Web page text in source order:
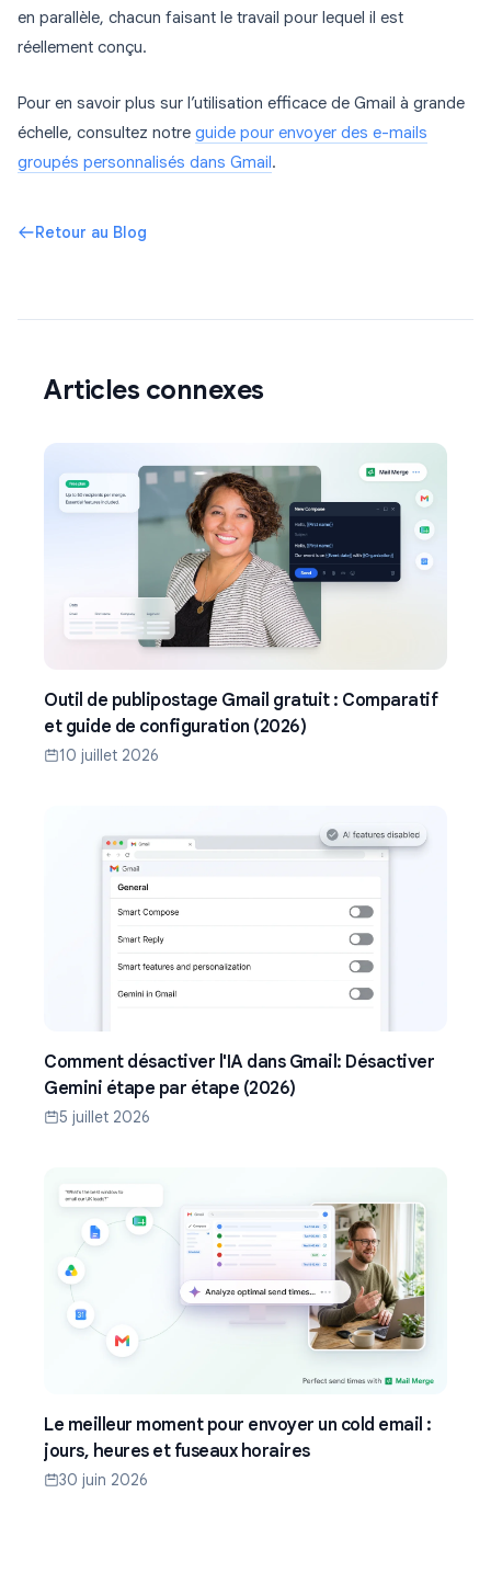
en parallèle, chacun faisant le travail pour lequel il est
réellement conçu.
Pour en savoir plus sur l’utilisation efficace de Gmail à grande
échelle, consultez notre guide pour envoyer des e-mails
groupés personnalisés dans Gmail .
Retour au Blog
Articles connexes
Outil de publipostage Gmail gratuit : Comparatif
et guide de configuration (2026)
10 juillet 2026
Comment désactiver l'IA dans Gmail: Désactiver
Gemini étape par étape (2026)
5 juillet 2026
Le meilleur moment pour envoyer un cold email :
jours, heures et fuseaux horaires
30 juin 2026